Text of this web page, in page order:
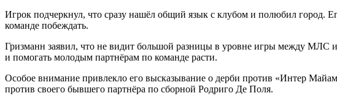
Игрок подчеркнул, что сразу нашёл общий язык с клубом и полюбил город.
команде побеждать.
Гризманн заявил, что не видит большой разницы в уровне игры между МЛС
и помогать молодым партнёрам по команде расти.
Особое внимание привлекло его высказывание о дерби против «Интер
против своего бывшего партнёра по сборной Родриго Де Поля.